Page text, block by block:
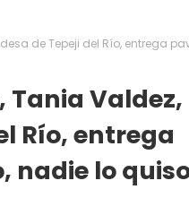
de Tepeji del Río, entrega
Tania Valdez,
Río, entrega
nadie lo